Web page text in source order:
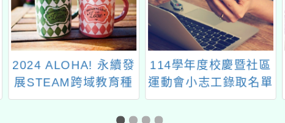
2024 ALOHA! 永續發
展STEAM跨域教育種
子教師培訓營
114學年度校慶暨社區
運動會小志工錄取名單